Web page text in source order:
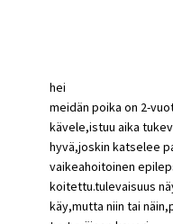
hei
meidän poika on 2-
kävele,istuu aika
hyvä,joskin katselee
vaikeahoitoinen
koitettu.tulevaisuus
käy,mutta niin tai